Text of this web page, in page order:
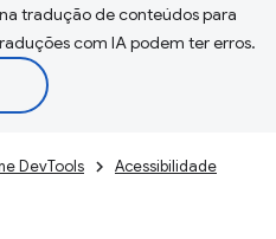
tradução de conteúdos para
com IA podem ter erros.
DevTools Acessibilidade